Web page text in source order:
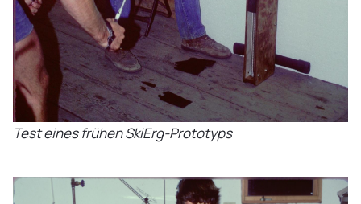
Test eines frühen SkiErg-Prototyps